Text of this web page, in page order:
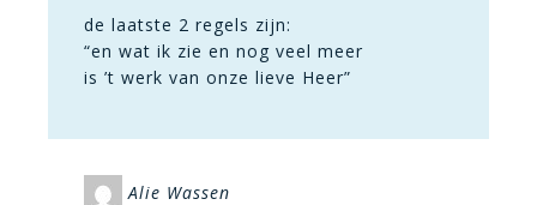
de laatste 2 regels zijn:
“en wat ik zie en nog veel meer
is ’t werk van onze lieve Heer”
Alie Wassen